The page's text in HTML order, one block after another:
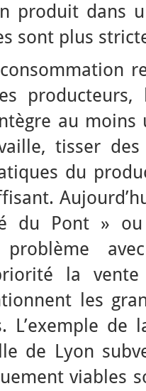
produit dans
sont plus
au moins
tisser
du
du Pont »
la
les
L’exemple
de Lyon
viables